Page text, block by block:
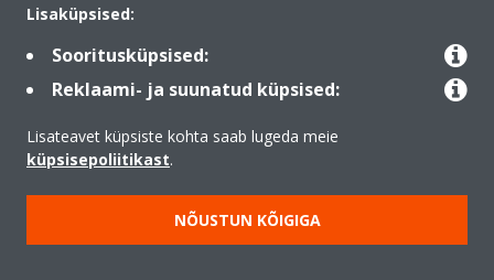
Kontakt
Products
Copyright © Daikin
Lisaküpsised:
Sooritusküpsised:
Reklaami- ja suunatud küpsised:
Lisateavet küpsiste kohta saab lugeda meie
küpsisepoliitikast.
NÕUSTUN KÕIGIGA